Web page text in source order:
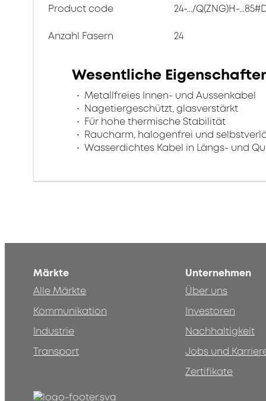
Product code 24-.../Q(ZNG)H-
Anzahl Fasern 24
Wesentliche
Metallfreies Innen- und Aussenkabel
Nagetiergeschützt, glasverstärkt
Für hohe thermische Stabilität
Raucharm, halogenfrei und
Wasserdichtes Kabel in Längs- und
Märkte
Alle Märkte
Kommunikation
Industrie
Transport
Unternehmen
Über uns
Investoren
Nachhaltigkeit
Jobs und
Zertifikate